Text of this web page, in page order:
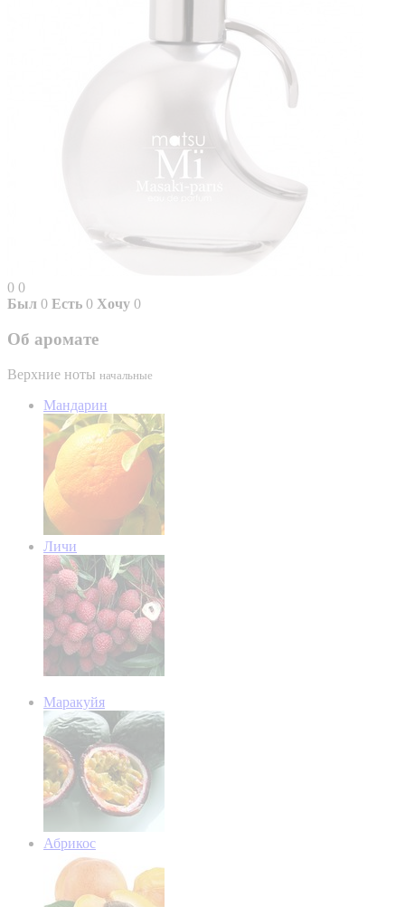
0 0
Был 0 Есть 0 Хочу 0
Об аромате
Верхние ноты начальные
Мандарин
Личи
Маракуйя
Абрикос